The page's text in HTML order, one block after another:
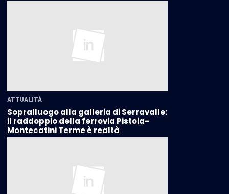
ATTUALITÀ
Sopralluogo alla galleria di Serravalle:
il raddoppio della ferrovia Pistoia-
Montecatini Terme è realtà